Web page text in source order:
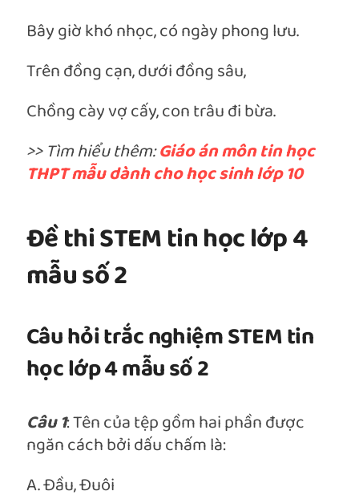
Bây giờ khó nhọc, có ngày phong lưu.
Trên đồng cạn, dưới đồng sâu,
Chồng cày vợ cấy, con trâu đi bừa.
>> Tìm hiểu thêm:Giáo án môn tin học
THPT mẫu dành cho học sinh lớp 10
Đề thi STEM tin học lớp 4
mẫu số 2
Câu hỏi trắc nghiệm STEM tin
học lớp 4 mẫu số 2
Câu 1: Tên của tệp gồm hai phần được
ngăn cách bởi dấu chấm là:
A. Đầu, Đuôi